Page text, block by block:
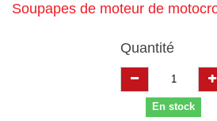
Soupapes de moteur de
Quantité
En stock